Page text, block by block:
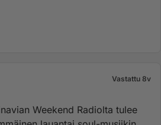
Vastattu 8v
Weekend Radiolta tulee